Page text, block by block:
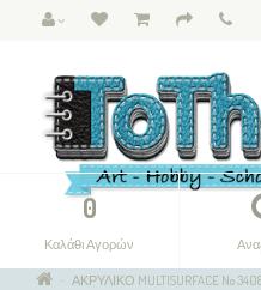
0
Καλάθι Αγορών
ΑΚΡΥΛΙΚΟ MULTISURFACE No